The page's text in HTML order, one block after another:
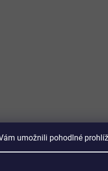
umožnili pohodlné